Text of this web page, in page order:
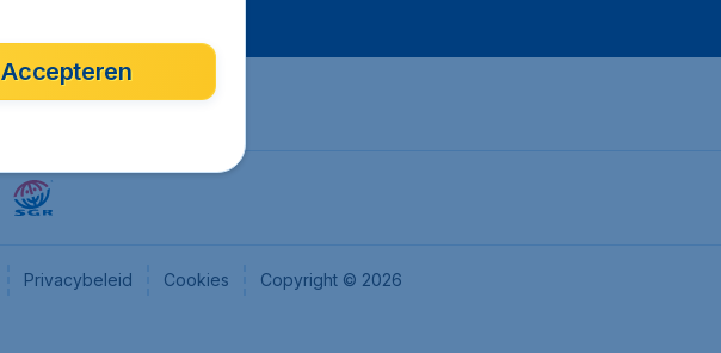
Privacybeleid Cookies Copyright © 2026
Accepteren